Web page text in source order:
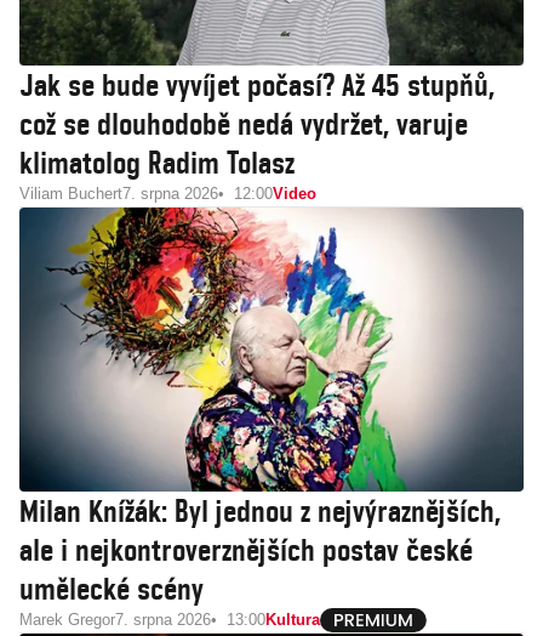
Jak se bude vyvíjet počasí? Až 45 stupňů,
což se dlouhodobě nedá vydržet, varuje
klimatolog Radim Tolasz
Viliam Buchert7. srpna 2026 12:00Video
Milan Knížák: Byl jednou z nejvýraznějších,
ale i nejkontroverznějších postav české
umělecké scény
Marek Gregor7. srpna 2026 13:00Kultura